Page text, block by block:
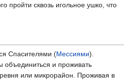
пройти сквозь игольное ушко, что
Спасителями (Мессиями).
объединиться и проживать
или микрорайон. Проживая в